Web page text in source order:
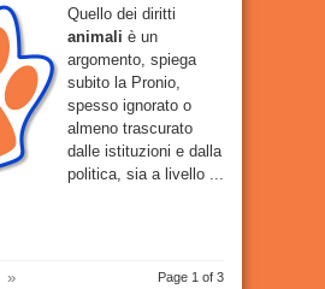
Quello dei diritti
animali è un
argomento, spiega
subito la Pronio,
spesso ignorato o
almeno trascurato
dalle istituzioni e dalla
politica, sia a livello ...
Page 1 of 3
»